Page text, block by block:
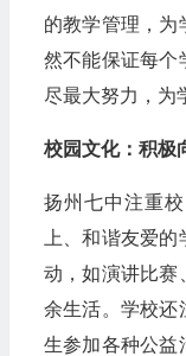
的教学管理，为
然不能保证每个
尽最大努力，为
校园文化：积极
扬州七中注重
上、和谐友爱
动，如演讲比赛
余生活。学校还
生参加各种公益